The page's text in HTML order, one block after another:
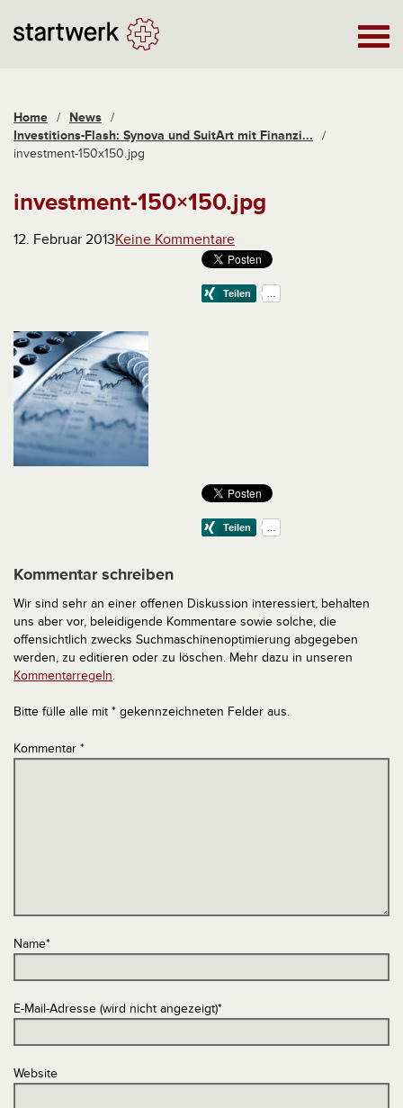
Home / News /
Investitions-Flash: Synova und SuitArt mit Finanzi...
/
investment-150x150.jpg
investment-150×150.jpg
12. Februar 2013Keine Kommentare
Kommentar schreiben
Wir sind sehr an einer offenen Diskussion interessiert, behalten
uns aber vor, beleidigende Kommentare sowie solche, die
offensichtlich zwecks Suchmaschinenoptimierung abgegeben
werden, zu editieren oder zu löschen. Mehr dazu in unseren
Kommentarregeln.
Bitte fülle alle mit * gekennzeichneten Felder aus.
Kommentar *
Name*
E-Mail-Adresse (wird nicht angezeigt)*
Website